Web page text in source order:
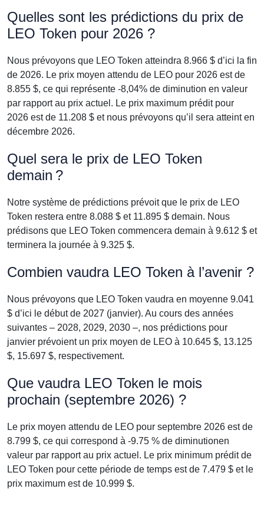
Quelles sont les prédictions du prix de
LEO Token pour 2026 ?
Nous prévoyons que LEO Token atteindra 8.966 $ d’ici la fin
de 2026. Le prix moyen attendu de LEO pour 2026 est de
8.855 $, ce qui représente -8,04% de diminution en valeur
par rapport au prix actuel. Le prix maximum prédit pour
2026 est de 11.208 $ et nous prévoyons qu’il sera atteint en
décembre 2026.
Quel sera le prix de LEO Token
demain ?
Notre système de prédictions prévoit que le prix de LEO
Token restera entre 8.088 $ et 11.895 $ demain. Nous
prédisons que LEO Token commencera demain à 9.612 $ et
terminera la journée à 9.325 $.
Combien vaudra LEO Token à l’avenir ?
Nous prévoyons que LEO Token vaudra en moyenne 9.041
$ d’ici le début de 2027 (janvier). Au cours des années
suivantes – 2028, 2029, 2030 –, nos prédictions pour
janvier prévoient un prix moyen de LEO à 10.645 $, 13.125
$, 15.697 $, respectivement.
Que vaudra LEO Token le mois
prochain (septembre 2026) ?
Le prix moyen attendu de LEO pour septembre 2026 est de
8.799 $, ce qui correspond à -9.75 % de diminutionen
valeur par rapport au prix actuel. Le prix minimum prédit de
LEO Token pour cette période de temps est de 7.479 $ et le
prix maximum est de 10.999 $.